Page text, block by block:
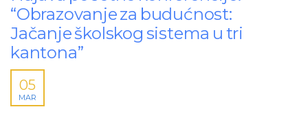
“Obrazovanje za budućnost:
Jačanje školskog sistema u tri
kantona”
05
MAR